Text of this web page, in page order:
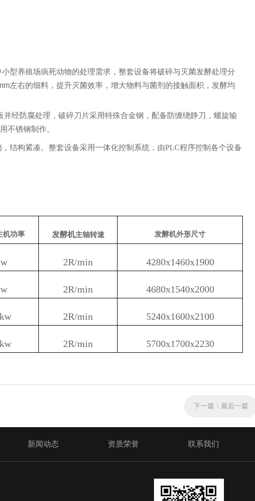
型养殖场病死动物的处理需求，整套设备将破碎与灭菌发酵处理分
左右的细料，提升灭菌效率，增大物料与菌剂的接触面积，发酵均
经防腐处理，破碎刀片采用特殊合金钢，配备防缠绕静刀，螺旋输
不锈钢制作。
结构紧凑。整套设备采用一体化控制系统，由PLC程序控制各个设备
机功率 发酵机主轴转速 发酵机外形尺寸
2R/min 4280x1460x1900
2R/min 4680x1540x2000
2R/min 5240x1600x2100
2R/min 5700x1700x2230
下一篇： 最后一篇
新闻动态 资质荣誉 联系我们